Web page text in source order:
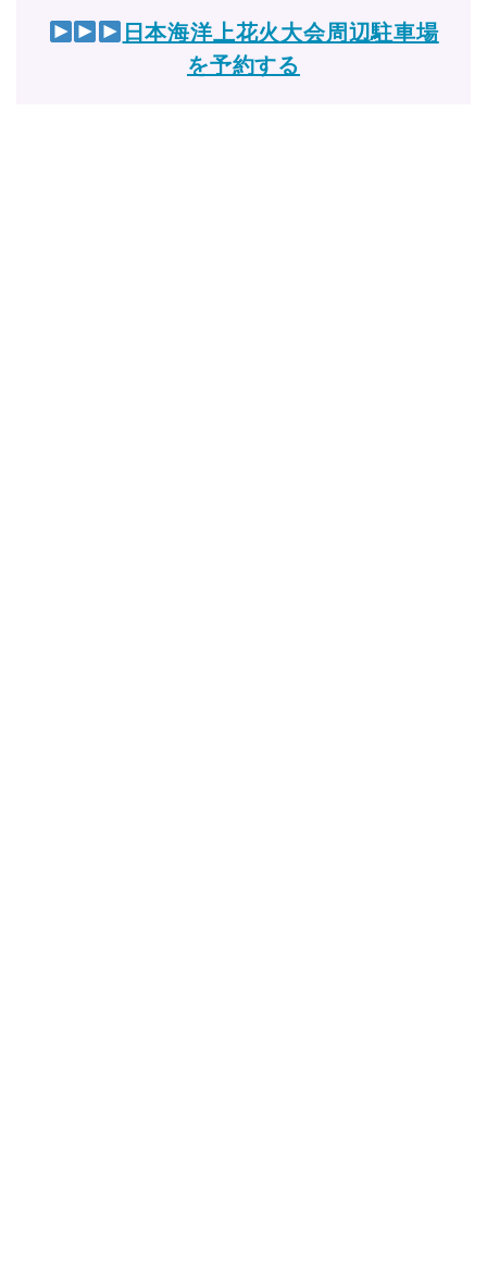
日本海洋上花火大会周辺駐車場
を予約する